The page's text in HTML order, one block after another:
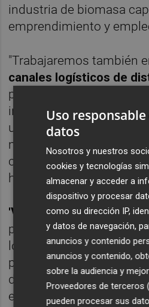
industria de biomasa
emprendimiento y
"Trabajaremos también
canales logísticos de
provincial, pero también
internacional, con el
un modelo sólido que,
medio ambiente y nutrir
con el tiempo sea capaz
ha concretado.
'Valencia Biovaloriza'
presupuesto global de
los cuales la
principal, gestionará
distribuyéndose el resto
entidades participantes.
Uso responsable
datos
Nosotros y nuestros
cookies y tecnologías
almacenar y acceder a
dispositivo y procesar
como su dirección IP,
y datos de navegación,
anuncios y contenido
anuncios y contenido,
sobre la audiencia y
Proveedores de terceros
pueden procesar sus